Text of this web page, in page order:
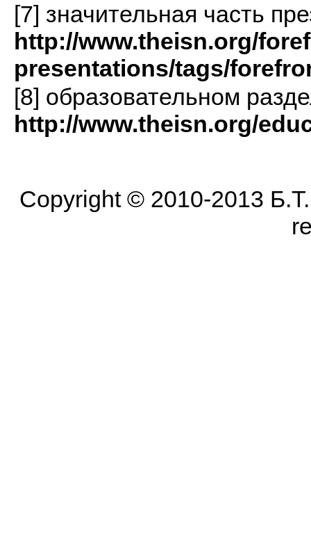
[7] значительная часть
http://www.theisn.org/
presentations/tags/
[8] образовательном
http://www.theisn.org/
Copyright © 2010-2013